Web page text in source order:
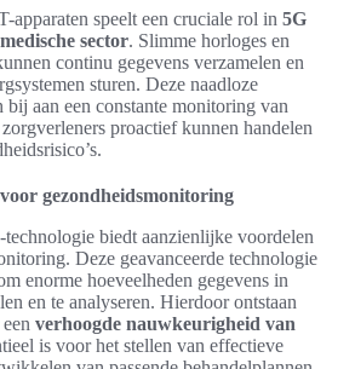
apparaten speelt een cruciale rol in 5G
sector. Slimme horloges en
continu gegevens verzamelen en
sturen. Deze naadloze
bij aan een constante monitoring van
proactief kunnen handelen
gezondheidsmonitoring
biedt aanzienlijke voordelen
Deze geavanceerde technologie
enorme hoeveelheden gegevens in
en te analyseren. Hierdoor ontstaan
verhoogde nauwkeurigheid van
is voor het stellen van effectieve